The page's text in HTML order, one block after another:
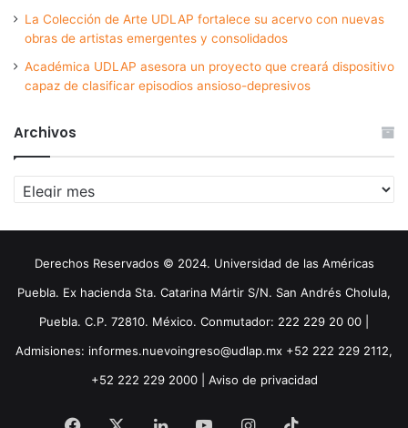
La Colección de Arte UDLAP fortalece su acervo con nuevas
obras de artistas emergentes y consolidados
Académica UDLAP asesora un proyecto que creará dispositivo
capaz de clasificar episodios ansioso-depresivos
Archivos
Archivos
Derechos Reservados © 2024. Universidad de las Américas
Puebla. Ex hacienda Sta. Catarina Mártir S/N. San Andrés Cholula,
Puebla. C.P. 72810. México. Conmutador: 222 229 20 00 |
Admisiones: informes.nuevoingreso@udlap.mx +52 222 229 2112,
+52 222 229 2000 | Aviso de privacidad
Facebook LinkedInYouTubeInstagram